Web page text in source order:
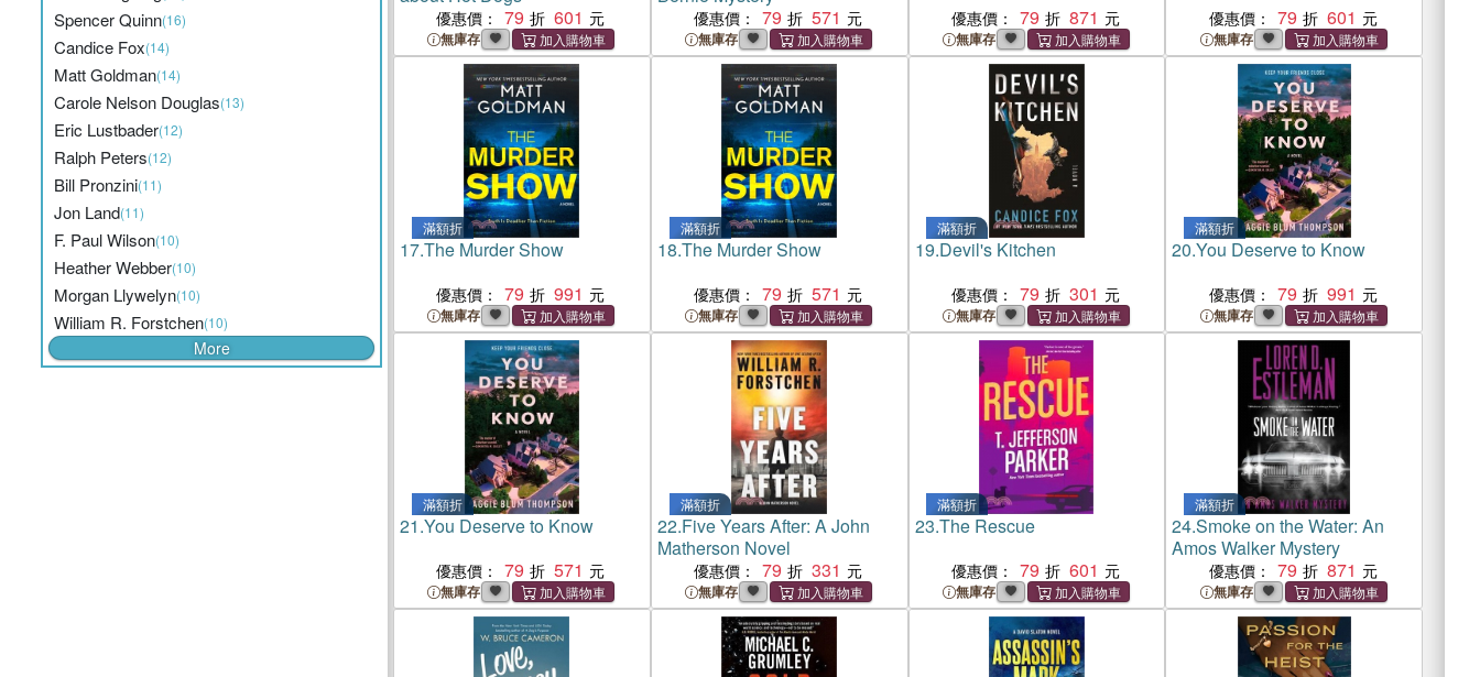
Spencer Quinn(16)
Candice Fox(14)
Matt Goldman(14)
Carole Nelson Douglas(13)
Eric Lustbader(12)
Ralph Peters(12)
Bill Pronzini(11)
Jon Land(11)
F. Paul Wilson(10)
Heather Webber(10)
Morgan Llywelyn(10)
William R. Forstchen(10)
More
優惠價： 79 601
無庫存
優惠價： 79 571
無庫存
優惠價： 79 871
無庫存
優惠價： 79 601
無庫存
滿額折
17.The Murder Show
優惠價： 79 991
無庫存
滿額折
18.The Murder Show
優惠價： 79 571
無庫存
滿額折
19.Devil's Kitchen
優惠價： 79 301
無庫存
滿額折
20.You Deserve to Know
優惠價： 79 991
無庫存
滿額折
21.You Deserve to Know
優惠價： 79 571
無庫存
滿額折
22.Five Years After: A John
Matherson Novel
優惠價： 79 331
無庫存
滿額折
23.The Rescue
優惠價： 79 601
無庫存
滿額折
24.Smoke on the Water: An
Amos Walker Mystery
優惠價： 79 871
無庫存